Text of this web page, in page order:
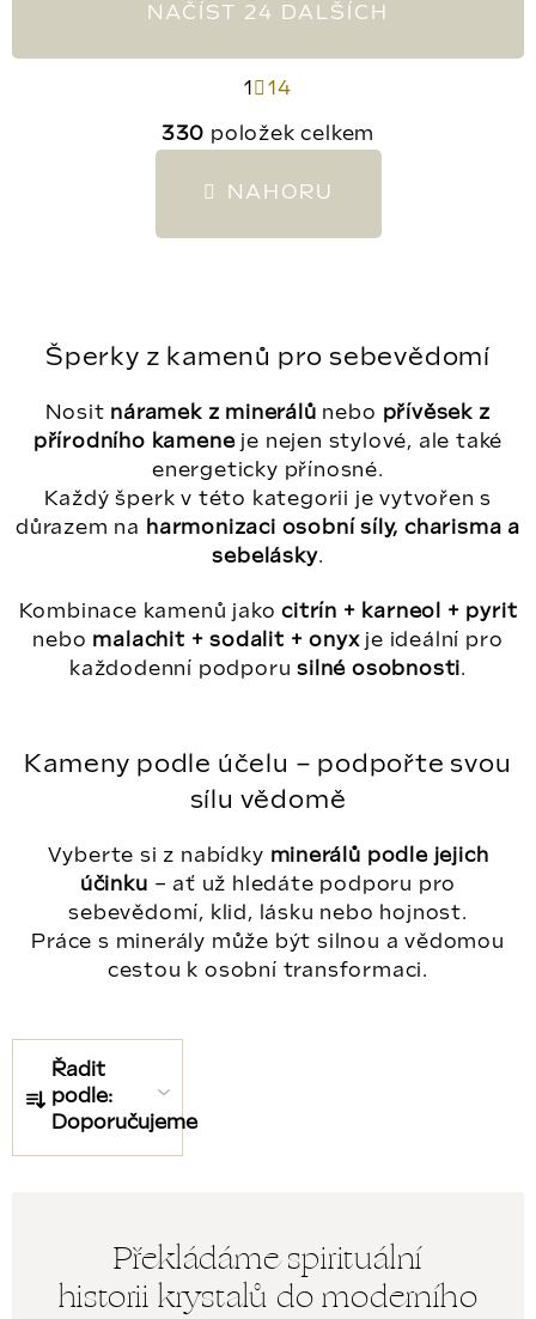
a
Řadit
podle:
Doporučujeme
O
v
l
í
p
r
v
k
y
ý
p
u
NAČÍST 24 DALŠÍCH
r
n
k
n
1
14
330 položek celkem
NAHORU
Šperky z kamenů pro sebevědomí
Nosit náramek z minerálů nebo přívěsek z
přírodního kameneje nejen stylové, ale také
energeticky přínosné.
Každý šperk v této kategorii je vytvořen s
důrazem na harmonizaci osobní síly, charisma a
sebelásky.
Kombinace kamenů jakocitrín + karneol + pyrit
nebo malachit + sodalit + onyxje ideální pro
každodenní podporusilné osobnosti.
Kameny podle účelu – podpořte svou
sílu vědomě
Vyberte si z nabídky minerálů podle jejich
účinku – ať už hledáte podporu pro
sebevědomí, klid, lásku nebo hojnost.
Práce s minerály může být silnou a vědomou
cestou k osobní transformaci.
Překládáme spirituální
historii krystalů do moderního